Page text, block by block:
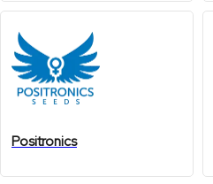
Positronics